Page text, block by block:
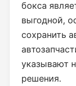
бокса
выгодной,
сохранить
указывают
решения.